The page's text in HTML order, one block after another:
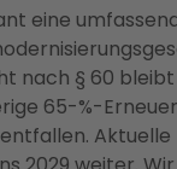
eine
nach § 60 bleibt
65-%-
Aktuelle